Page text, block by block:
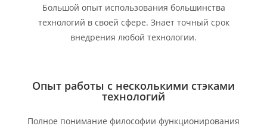
Большой опыт использования большинства
технологий в своей сфере. Знает точный срок
внедрения любой технологии.
Опыт работы с несколькими стэками
технологий
Полное понимание философии функционирования